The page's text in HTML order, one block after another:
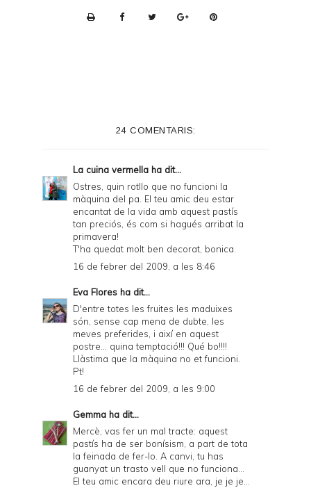
i
e
d
y
a
n
P
D
F
24 COMENTARIS:
La cuina vermella ha dit...
Ostres, quin rotllo que no funcioni la
màquina del pa. El teu amic deu estar
encantat de la vida amb aquest pastís
tan preciós, és com si hagués arribat la
primavera!
T'ha quedat molt ben decorat, bonica.
16 de febrer del 2009, a les 8:46
Eva Flores ha dit...
D'entre totes les fruites les maduixes
són, sense cap mena de dubte, les
meves preferides, i així en aquest
postre... quina temptació!!! Qué bo!!!!
Llàstima que la màquina no et funcioni.
Pt!
16 de febrer del 2009, a les 9:00
Gemma ha dit...
Mercè, vas fer un mal tracte: aquest
pastís ha de ser bonísism, a part de tota
la feinada de fer-lo. A canvi, tu has
guanyat un trasto vell que no funciona...
El teu amic encara deu riure ara, je je je...